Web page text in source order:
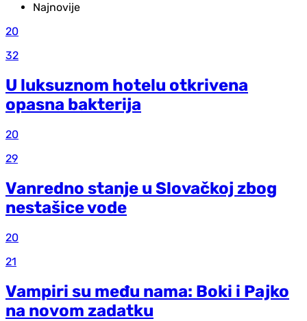
Najnovije
20
32
U luksuznom hotelu otkrivena
opasna bakterija
20
29
Vanredno stanje u Slovačkoj zbog
nestašice vode
20
21
Vampiri su među nama: Boki i Pajko
na novom zadatku